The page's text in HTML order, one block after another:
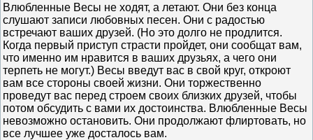
Влюбленные Весы не ходят, а летают. Они без конца
слушают записи любовных песен. Они с радостью
встречают ваших друзей. (Но это долго не продлится.
Когда первый приступ страсти пройдет, они сообщат вам,
что именно им нравится в ваших друзьях, а чего они
терпеть не могут.) Весы введут вас в свой круг, откроют
вам все стороны своей жизни. Они торжественно
проведут вас перед строем своих близких друзей, чтобы
потом обсудить с вами их достоинства. Влюбленные Весы
невозможно остановить. Они продолжают флиртовать, но
все лучшее уже досталось вам.